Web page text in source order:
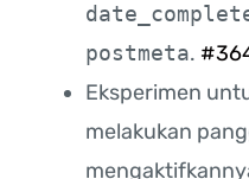
postmeta.
Eksperimen
melakukan